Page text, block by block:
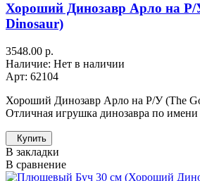
Хороший Динозавр Арло на Р/
Dinosaur)
3548.00 р.
Наличие: Нет в наличии
Арт: 62104
Хороший Динозавр Арло на Р/У (The
Отличная игрушка динозавра по
Купить
В закладки
В сравнение